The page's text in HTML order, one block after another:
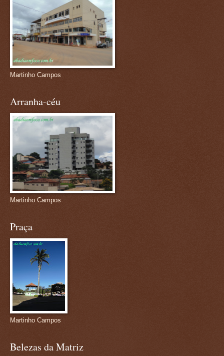
Martinho Campos
Arranha-céu
Martinho Campos
Praça
Martinho Campos
Belezas da Matriz